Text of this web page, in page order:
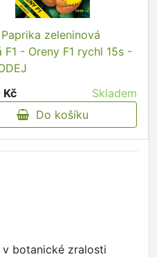
zeleninová
F1 - Oreny F1 rychl 15s -
Kč
Skladem
Do košíku
botanické zralosti